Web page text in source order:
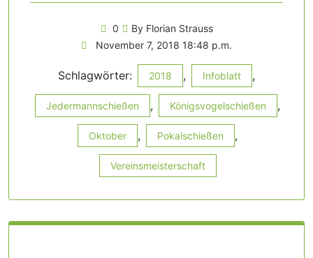
0
By Florian Strauss
November 7, 2018 18:48 p.m.
Schlagwörter: 2018 , Infoblatt ,
Jedermannschießen , Königsvogelschießen ,
Oktober , Pokalschießen ,
Vereinsmeisterschaft